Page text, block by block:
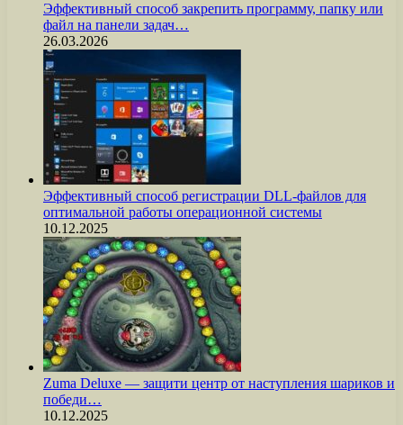
Эффективный способ закрепить программу, папку или
файл на панели задач…
26.03.2026
Эффективный способ регистрации DLL-файлов для
оптимальной работы операционной системы
10.12.2025
Zuma Deluxe — защити центр от наступления шариков и
победи…
10.12.2025